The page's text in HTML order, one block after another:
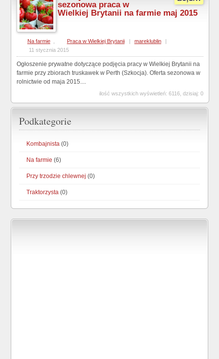
sezonowa praca w
Wielkiej Brytanii na farmie maj 2015
Na farmie Praca w Wielkiej Brytanii | mareklublin
|
11 stycznia 2015
Ogłoszenie prywatne dotyczące podjęcia pracy w Wielkiej Brytanii na
farmie przy zbiorach truskawek w Perth (Szkocja). Oferta sezonowa w
rolnictwie od maja 2015....
ilość wszystkich wyświetleń: 6116, dzisiaj: 0
Podkategorie
Kombajnista (0)
Na farmie (6)
Przy trzodzie chlewnej (0)
Traktorzysta (0)